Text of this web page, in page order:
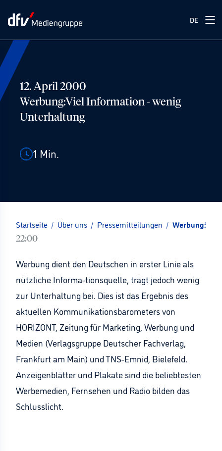
DE
12. April 2000
Werbung:Viel Information - wenig
Unterhaltung
1 Min.
Startseite / Über uns / Pressemitteilungen /
22:00
Werbung dient den Deutschen in erster Linie als
nützliche Informa-tionsquelle, trägt jedoch wenig
zur Unterhaltung bei. Dies ist das Ergebnis des
aktuellen Kommunikationsbarometers von
HORIZONT, Zeitung für Marketing, Werbung und
Medien (Verlagsgruppe Deutscher Fachverlag,
Frankfurt am Main) und TNS-Emnid, Bielefeld.
Anzeigenblätter und Plakate sind die beliebtesten
Werbemedien, Fernsehen und Radio bilden das
Schlusslicht.